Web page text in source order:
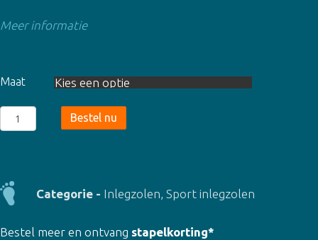
Meer informatie
Maat
Hardloop
sportzolen
Bestel nu
Categorie - Inlegzolen, Sport inlegzolen
Bestel meer en ontvang stapelkorting*